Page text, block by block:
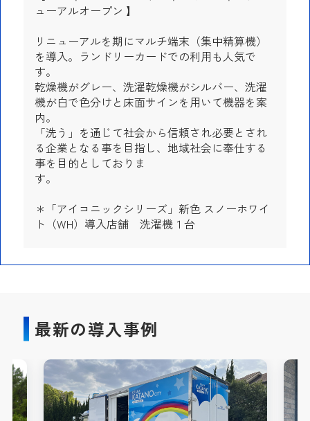
ューアルオープン 】
リニューアルを期にマルチ端末（集中精算機）
を導入。ランドリーカードでの利用も人気で
す。
乾燥機がグレー、洗濯乾燥機がシルバー、洗濯
機が白で色分けと床面サインを用いて機器を案
内。
「洗う」を通じて社会から信頼され必要とされ
る企業となる事を目指し、地域社会に奉仕する
事を目的としておりま
す。
＊「アイコニックシリーズ」新色 スノーホワイ
ト（WH）導入店舗 洗濯機１台
最新の導入事例